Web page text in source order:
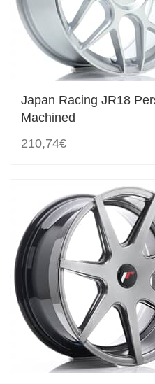
Japan Racing JR18
Machined
210,74€